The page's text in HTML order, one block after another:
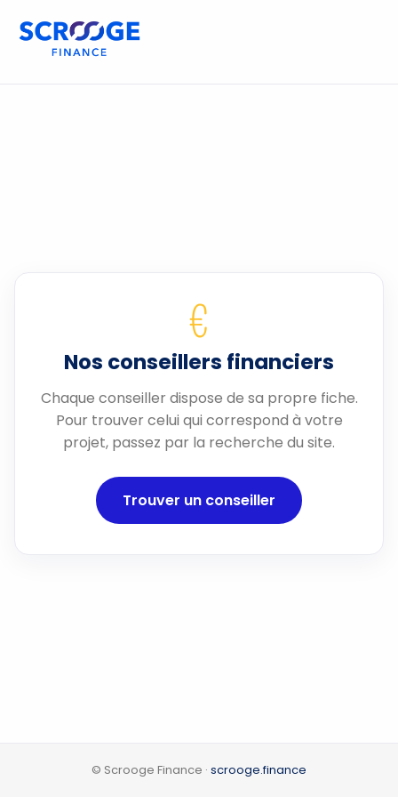
€
Nos conseillers financiers
Chaque conseiller dispose de sa propre fiche.
Pour trouver celui qui correspond à votre
projet, passez par la recherche du site.
Trouver un conseiller
© Scrooge Finance · scrooge.finance